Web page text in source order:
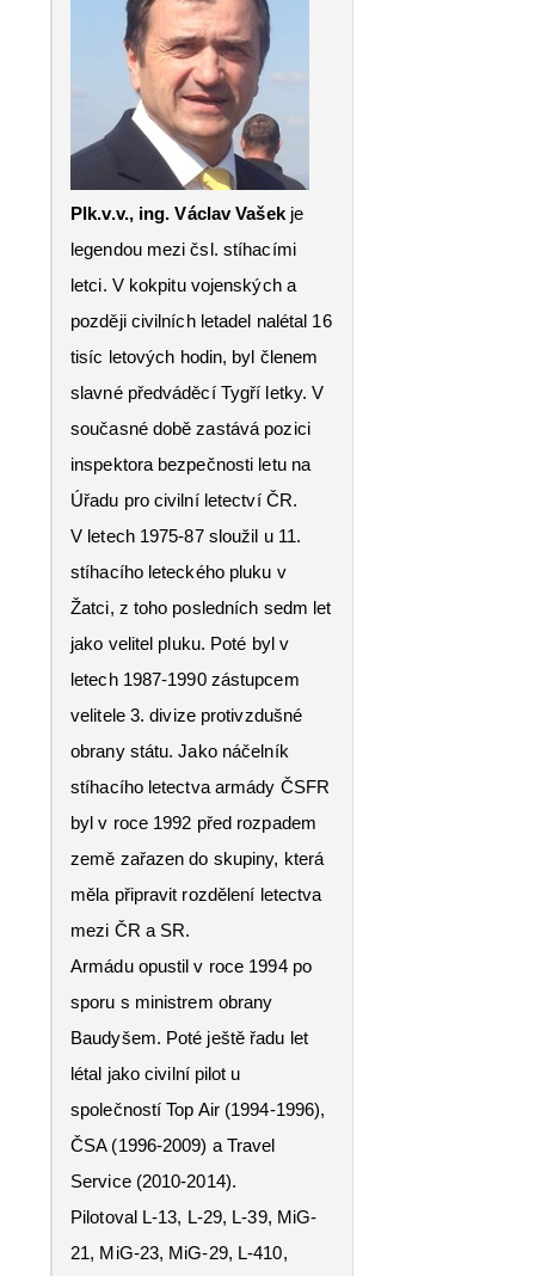
Plk.v.v., ing. Václav Vašekje
legendou mezi čsl. stíhacími
letci. V kokpitu vojenských a
později civilních letadel nalétal 16
tisíc letových hodin, byl členem
slavné předváděcí Tygří letky. V
současné době zastává pozici
inspektora bezpečnosti letu na
Úřadu pro civilní letectví ČR.
V letech 1975-87 sloužil u 11.
stíhacího leteckého pluku v
Žatci, z toho posledních sedm let
jako velitel pluku. Poté byl v
letech 1987-1990 zástupcem
velitele 3. divize protivzdušné
obrany státu. Jako náčelník
stíhacího letectva armády ČSFR
byl v roce 1992 před rozpadem
země zařazen do skupiny, která
měla připravit rozdělení letectva
mezi ČR a SR.
Armádu opustil v roce 1994 po
sporu s ministrem obrany
Baudyšem. Poté ještě řadu let
létal jako civilní pilot u
společností Top Air (1994-1996),
ČSA (1996-2009) a Travel
Service (2010-2014).
Pilotoval L-13, L-29, L-39, MiG-
21, MiG-23, MiG-29, L-410,